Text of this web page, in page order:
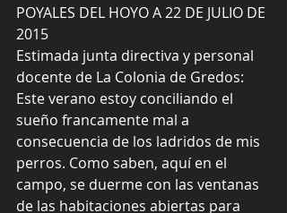
POYALES DEL HOYO A 22 DE JULIO DE
2015
Estimada junta directiva y personal
docente de La Colonia de Gredos:
Este verano estoy conciliando el
sueño francamente mal a
consecuencia de los ladridos de mis
perros. Como saben, aquí en el
campo, se duerme con las ventanas
de las habitaciones abiertas para